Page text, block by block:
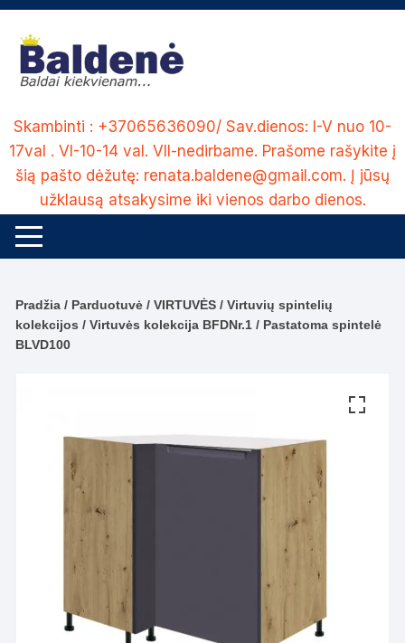
Skip
content
Skambinti : +37065636090/ Sav.dienos: I-V nuo 10-
17val . VI-10-14 val. VII-nedirbame. Prašome rašykite į
šią pašto dėžutę: renata.baldene@gmail.com. Į jūsų
užklausą atsakysime iki vienos darbo dienos.
Pradžia / Parduotuvė /VIRTUVĖS /Virtuvių spintelių
kolekcijos /Virtuvės kolekcija BFDNr.1 / Pastatoma spintelė
BLVD100